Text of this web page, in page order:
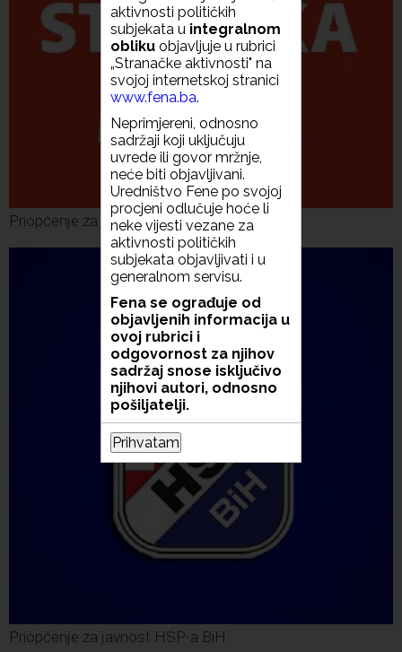
Priopćenje za javnost Naše stranke Mostar
Priopćenje za javnost HSP-a BiH
aktivnosti političkih
subjekata u integralnom
obliku objavljuje u rubrici
„Stranačke aktivnosti" na
svojoj internetskoj stranici
www.fena.ba.
Neprimjereni, odnosno
sadržaji koji uključuju
uvrede ili govor mržnje,
neće biti objavljivani.
Uredništvo Fene po svojoj
procjeni odlučuje hoće li
neke vijesti vezane za
aktivnosti političkih
subjekata objavljivati i u
generalnom servisu.
Fena se ograđuje od
objavljenih informacija u
ovoj rubrici i
odgovornost za njihov
sadržaj snose isključivo
njihovi autori, odnosno
pošiljatelji.
Prihvatam